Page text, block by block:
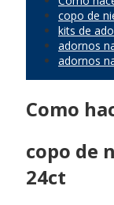
copo de
kits de
adornos
adornos
Como
copo de
24ct